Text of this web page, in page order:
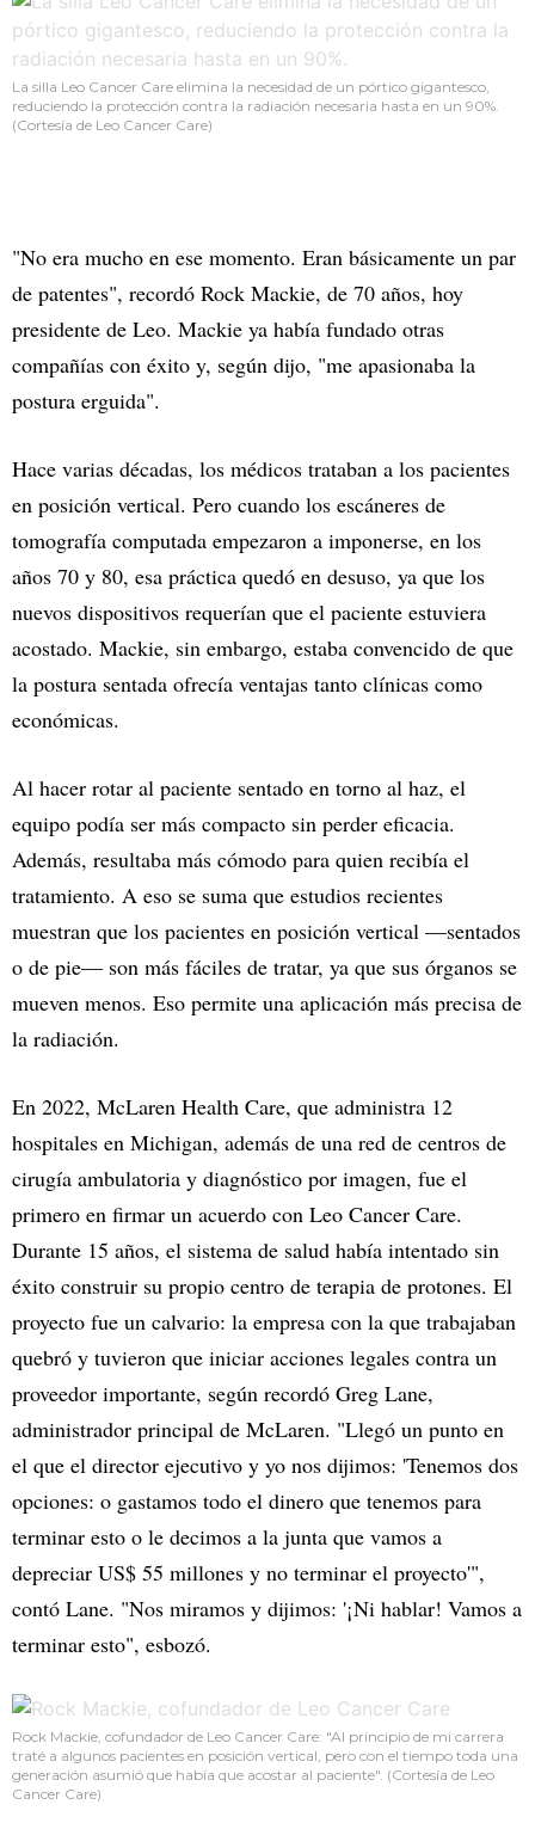
La silla Leo Cancer Care elimina la necesidad de un pórtico gigantesco,
reduciendo la protección contra la radiación necesaria hasta en un 90%.
(Cortesía de Leo Cancer Care)
"No era mucho en ese momento. Eran básicamente un par
de patentes", recordó Rock Mackie, de 70 años, hoy
presidente de Leo. Mackie ya había fundado otras
compañías con éxito y, según dijo, "me apasionaba la
postura erguida".
Hace varias décadas, los médicos trataban a los pacientes
en posición vertical. Pero cuando los escáneres de
tomografía computada empezaron a imponerse, en los
años 70 y 80, esa práctica quedó en desuso, ya que los
nuevos dispositivos requerían que el paciente estuviera
acostado. Mackie, sin embargo, estaba convencido de que
la postura sentada ofrecía ventajas tanto clínicas como
económicas.
Al hacer rotar al paciente sentado en torno al haz, el
equipo podía ser más compacto sin perder eficacia.
Además, resultaba más cómodo para quien recibía el
tratamiento. A eso se suma que estudios recientes
muestran que los pacientes en posición vertical —sentados
o de pie— son más fáciles de tratar, ya que sus órganos se
mueven menos. Eso permite una aplicación más precisa de
la radiación.
En 2022, McLaren Health Care, que administra 12
hospitales en Michigan, además de una red de centros de
cirugía ambulatoria y diagnóstico por imagen, fue el
primero en firmar un acuerdo con Leo Cancer Care.
Durante 15 años, el sistema de salud había intentado sin
éxito construir su propio centro de terapia de protones. El
proyecto fue un calvario: la empresa con la que trabajaban
quebró y tuvieron que iniciar acciones legales contra un
proveedor importante, según recordó Greg Lane,
administrador principal de McLaren. "Llegó un punto en
el que el director ejecutivo y yo nos dijimos: 'Tenemos dos
opciones: o gastamos todo el dinero que tenemos para
terminar esto o le decimos a la junta que vamos a
depreciar US$ 55 millones y no terminar el proyecto'",
contó Lane. "Nos miramos y dijimos: '¡Ni hablar! Vamos a
terminar esto", esbozó.
Rock Mackie, cofundador de Leo Cancer Care: "Al principio de mi carrera
traté a algunos pacientes en posición vertical, pero con el tiempo toda una
generación asumió que había que acostar al paciente". (Cortesía de Leo
Cancer Care)